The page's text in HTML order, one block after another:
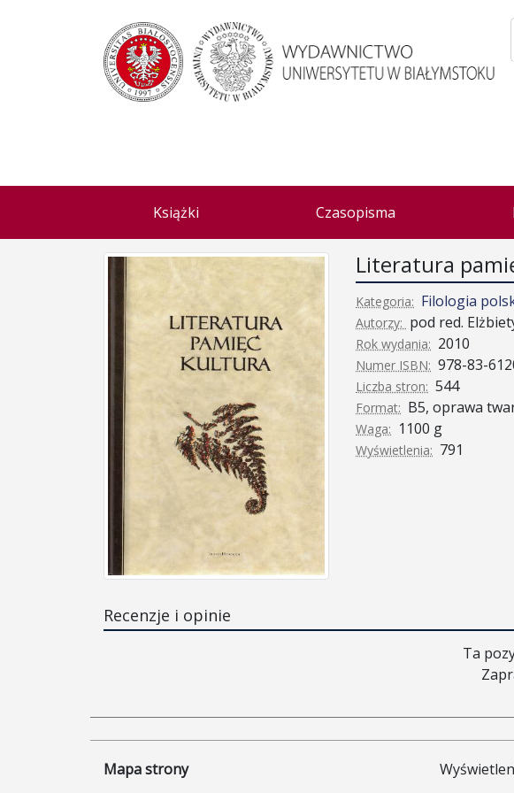
Książki Czasopisma
Literatura
Kategoria: Filologia
Autorzy: pod red.
Rok wydania: 2010
Numer ISBN: 978-83-
Liczba stron: 544
Format: B5, oprawa
Waga: 1100 g
Wyświetlenia: 791
Recenzje i opinie
Ta
Mapa strony